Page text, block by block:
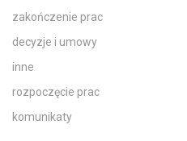
zakończenie prac
decyzje i umowy
inne
rozpoczęcie prac
komunikaty